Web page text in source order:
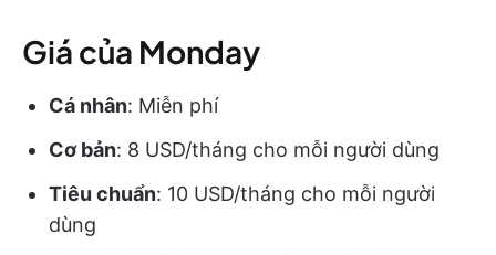
Giá của Monday
Cá nhân: Miễn phí
Cơ bản: 8 USD/tháng cho mỗi người dùng
Tiêu chuẩn: 10 USD/tháng cho mỗi người
dùng